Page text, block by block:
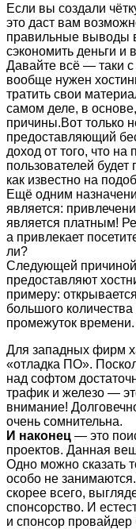
Если вы создали
это даст вам
правильные выводы
сэкономить деньги и
Давайте всё — таки
вообще нужен
тратить свои
самом деле, в
причины.Вот только
предоставляющий
доход от того, что
пользователей
как известно на
Ещё одним
является:
является платным!
а привлекает
ли?
Следующей
предоставляют
примеру:
большого
промежуток времени.
Для западных фирм
«отладка ПО».
над софтом
трафик и железо —
внимание!
очень сомнительна.
И наконец — это
проектов. Данная
Одно можно сказать
особо не
скорее всего,
спонсорство. И
и спонсор